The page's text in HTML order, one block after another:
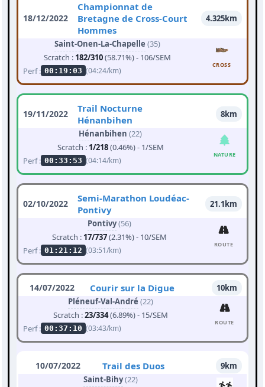
18/12/2022
Championnat de
Bretagne de Cross-Court
Hommes
4.325km
Saint-Onen-La-Chapelle (35)
Scratch : 182/310(58.71%) - 106/SEM
Perf : 00:19:03 (04:24/km)
CROSS
19/11/2022
Trail Nocturne
Hénanbihen
8km
Hénanbihen (22)
Scratch : 1/218(0.46%) - 1/SEM
Perf : 00:33:53 (04:14/km)
NATURE
02/10/2022
Semi-Marathon Loudéac-
Pontivy
21.1km
Pontivy(56)
Scratch : 17/737(2.31%) - 10/SEM
Perf : 01:21:12 (03:51/km)
ROUTE
14/07/2022 Courir sur la Digue
10km
Pléneuf-Val-André (22)
Scratch :23/334(6.89%) - 15/SEM
Perf : 00:37:10 (03:43/km)
ROUTE
10/07/2022 Trail des Duos
9km
Saint-Bihy(22)